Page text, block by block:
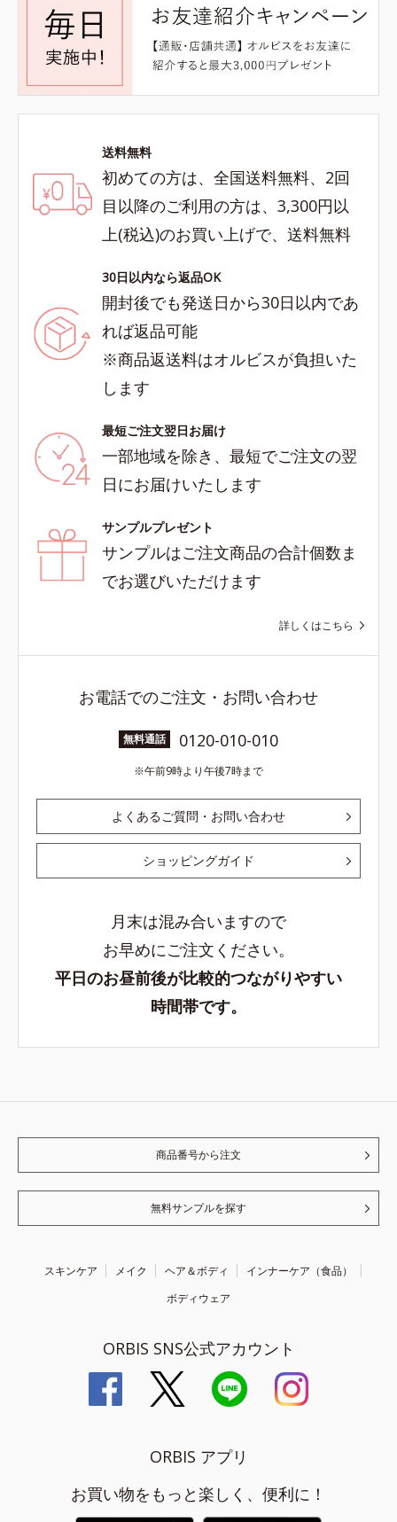
送料無料
初めての方は、全国送料無料、2回
目以降のご利用の方は、3,300円以
上(税込)のお買い上げで、送料無料
30日以内なら返品OK
開封後でも発送日から30日以内であ
れば返品可能
※商品返送料はオルビスが負担いた
します
最短ご注文翌日お届け
一部地域を除き、最短でご注文の翌
日にお届けいたします
サンプルプレゼント
サンプルはご注文商品の合計個数ま
でお選びいただけます
詳しくはこちら
お電話でのご注文・お問い合わせ
無料通話 0120-010-010
午前9時より午後7時まで
よくあるご質問・お問い合わせ
ショッピングガイド
月末は混み合いますので
お早めにご注文ください。
平日のお昼前後が比較的つながりやすい
時間帯です。
商品番号から注文
無料サンプルを探す
スキンケア メイク ヘア＆ボディ
インナーケア（食品）
ボディウェア
ORBIS SNS公式アカウント
ORBIS アプリ
お買い物をもっと楽しく、便利に！